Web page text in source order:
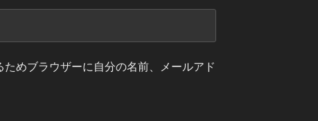
めブラウザーに自分の名前、メールアド